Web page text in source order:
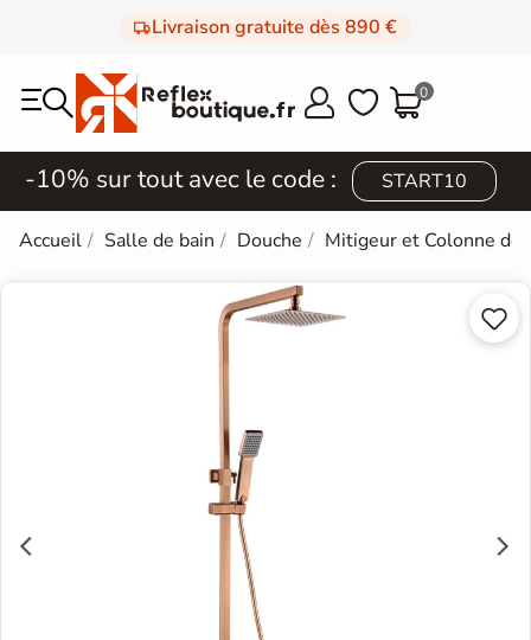
Livraison gratuite dès 890 €
  0
-10% sur tout avec le code : START10
Accueil Salle de bain Douche Mitigeur et Colonne de

